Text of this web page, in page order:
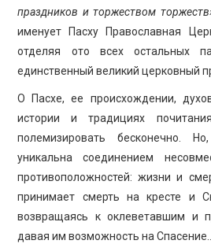
праздников и торжеством
именует Пасху Православная
отделяя ото всех остальных
единственный великий церковный
О Пасхе, ее происхождении,
истории и традициях
полемизировать бесконечно.
уникальна соединением
противоположностей: жизни и
принимает смерть на кресте и
возвращаясь к оклеветавшим и
давая им возможность на